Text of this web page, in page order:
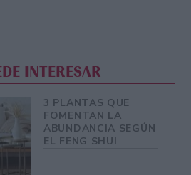
INTERESAR
3 PLANTAS QUE
FOMENTAN LA
ABUNDANCIA SEGÚN
EL FENG SHUI